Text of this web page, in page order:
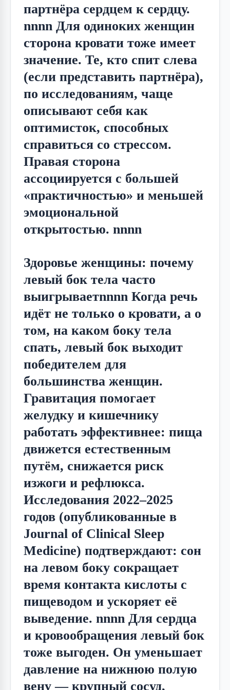
партнёра сердцем к сердцу.
nnnn Для одиноких женщин
сторона кровати тоже имеет
значение. Те, кто спит слева
(если представить партнёра),
по исследованиям, чаще
описывают себя как
оптимисток, способных
справиться со стрессом.
Правая сторона
ассоциируется с большей
«практичностью» и меньшей
эмоциональной
открытостью. nnnn
Здоровье женщины: почему
левый бок тела часто
выигрываетnnnn Когда речь
идёт не только о кровати, а о
том, на каком боку тела
спать, левый бок выходит
победителем для
большинства женщин.
Гравитация помогает
желудку и кишечнику
работать эффективнее: пища
движется естественным
путём, снижается риск
изжоги и рефлюкса.
Исследования 2022–2025
годов (опубликованные в
Journal of Clinical Sleep
Medicine) подтверждают: сон
на левом боку сокращает
время контакта кислоты с
пищеводом и ускоряет её
выведение. nnnn Для сердца
и кровообращения левый бок
тоже выгоден. Он уменьшает
давление на нижнюю полую
вену — крупный сосуд,